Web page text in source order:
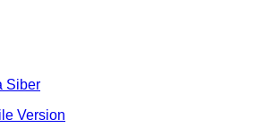
Siber
Version